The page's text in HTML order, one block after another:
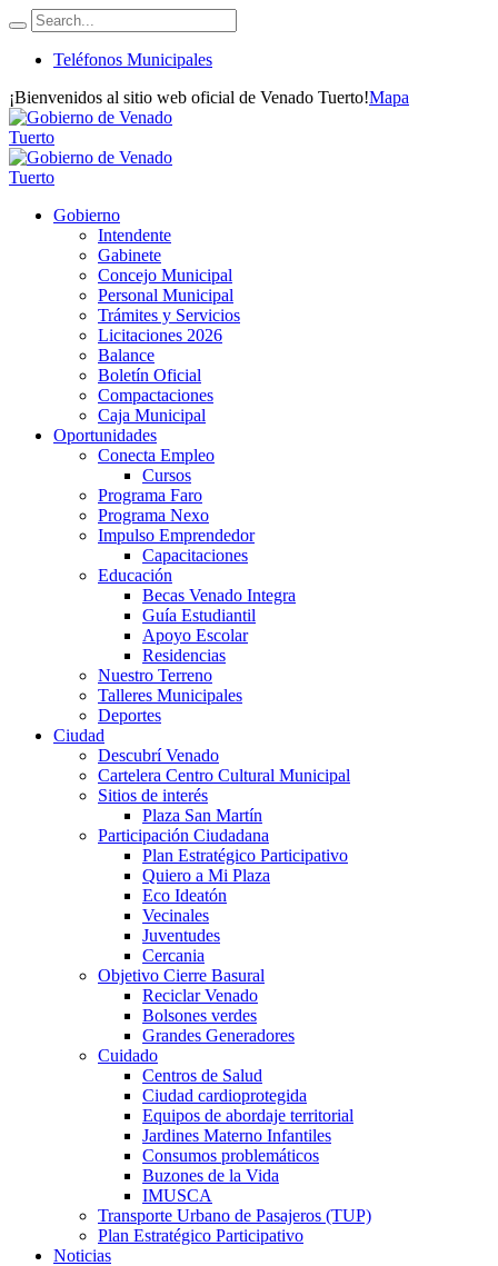
Teléfonos Municipales
¡Bienvenidos al sitio web oficial de Venado Tuerto!Mapa
Gobierno
Intendente
Gabinete
Concejo Municipal
Personal Municipal
Trámites y Servicios
Licitaciones 2026
Balance
Boletín Oficial
Compactaciones
Caja Municipal
Oportunidades
Conecta Empleo
Cursos
Programa Faro
Programa Nexo
Impulso Emprendedor
Capacitaciones
Educación
Becas Venado Integra
Guía Estudiantil
Apoyo Escolar
Residencias
Nuestro Terreno
Talleres Municipales
Deportes
Ciudad
Descubrí Venado
Cartelera Centro Cultural Municipal
Sitios de interés
Plaza San Martín
Participación Ciudadana
Plan Estratégico Participativo
Quiero a Mi Plaza
Eco Ideatón
Vecinales
Juventudes
Cercania
Objetivo Cierre Basural
Reciclar Venado
Bolsones verdes
Grandes Generadores
Cuidado
Centros de Salud
Ciudad cardioprotegida
Equipos de abordaje territorial
Jardines Materno Infantiles
Consumos problemáticos
Buzones de la Vida
IMUSCA
Transporte Urbano de Pasajeros (TUP)
Plan Estratégico Participativo
Noticias